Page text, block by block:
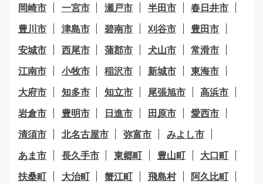
岡崎市
一宮市 瀬戸市 半田市
春日井市
豊川市
津島市 碧南市 刈谷市
豊田市
安城市
西尾市 蒲郡市 犬山市
常滑市
江南市
小牧市 稲沢市 新城市
東海市
大府市
知多市 知立市 尾張旭市
高浜市
岩倉市
豊明市 日進市 田原市
愛西市
清須市
北名古屋市 弥富市
みよし市
あま市
長久手市 東郷町 豊山町
大口町
扶桑町
大治町 蟹江町 飛島村
阿久比町